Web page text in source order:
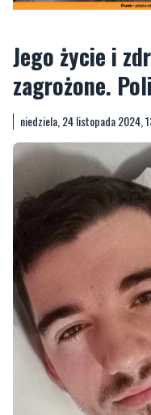
niedziela, 24 listopada 2024,